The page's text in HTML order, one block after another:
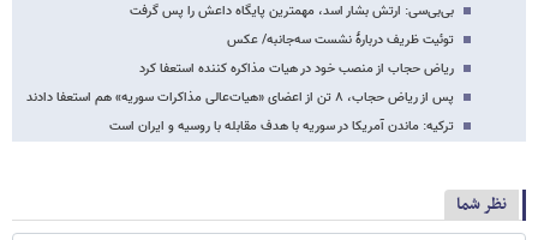
بی‌بی‌سی: ارتش بشار اسد، مهمترین پایگاه داعش را پس گرفت
توئیت ظریف دربارۀ نشست سه‌جانبه/ عکس
ریاض حجاب از منصب خود در هیات مذاکره کننده استعفا کرد
پس از ریاض حجاب، ۸ تن از اعضای «هیات‌عالی مذاکرات سوریه» هم استعفا دادند
ترکیه: ماندن آمریکا در سوریه با هدف مقابله با روسیه و ایران است
نظر شما